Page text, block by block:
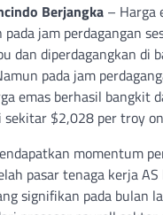
Berjangka – Harga
jam perdagangan
dan diperdagangkan di
pada jam
emas berhasil bangkit
$2,028 per troy
momentum
pasar tenaga kerja
signifikan pada bulan